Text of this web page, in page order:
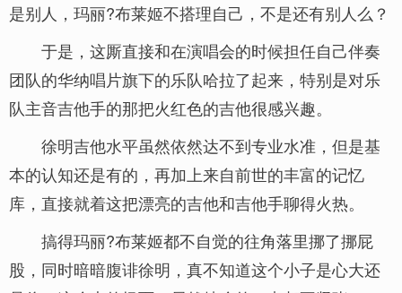
是别人，玛丽?布莱姬不搭理自己，不是还有别人么？
于是，这厮直接和在演唱会的时候担任自己伴奏
团队的华纳唱片旗下的乐队哈拉了起来，特别是对乐
队主音吉他手的那把火红色的吉他很感兴趣。
徐明吉他水平虽然依然达不到专业水准，但是基
本的认知还是有的，再加上来自前世的丰富的记忆
库，直接就着这把漂亮的吉他和吉他手聊得火热。
搞得玛丽?布莱姬都不自觉的往角落里挪了挪屁
股，同时暗暗腹诽徐明，真不知道这个小子是心大还